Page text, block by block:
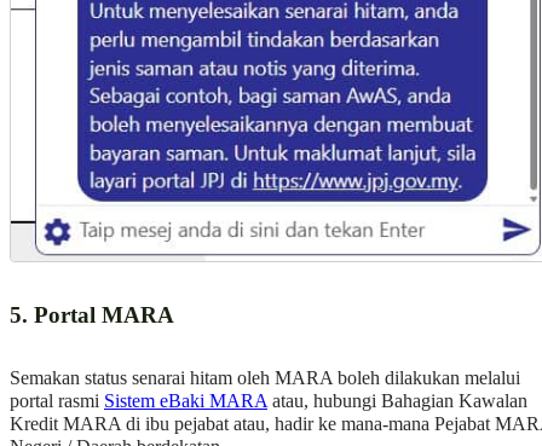
5. Portal MARA
Semakan status senarai hitam oleh MARA boleh dilakukan melalui
portal rasmi Sistem eBaki MARAatau, hubungi Bahagian Kawalan
Kredit MARA di ibu pejabat atau, hadir ke mana-mana Pejabat